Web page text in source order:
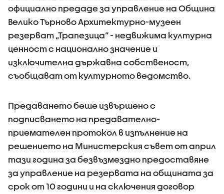
официално предаде за управление на Община
Велико Търново Архитектурно-музеен
резерват „Трапезица“ - недвижима културна
ценност с национално значение и
изключителна държавна собственост,
съобщават от културното ведомство.
Предаването беше извършено с
подписването на предавателно-
приемателен протокол в изпълнение на
решението на Министерския съвет от април
тази година за безвъзмездно предоставяне
за управление на резервата на общината за
срок от 10 години и на сключения договор